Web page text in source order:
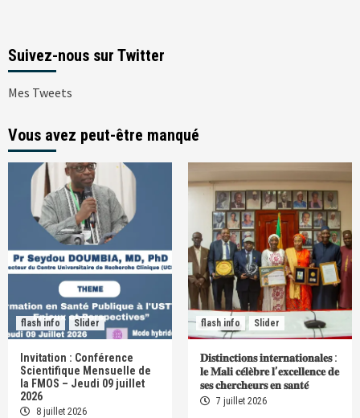
Suivez-nous sur Twitter
Mes Tweets
Vous avez peut-être manqué
flash info Slider
Invitation : Conférence
Scientifique Mensuelle de
la FMOS – Jeudi 09 juillet
2026
8 juillet 2026
flash info Slider
𝐃𝐢𝐬𝐭𝐢𝐧𝐜𝐭𝐢𝐨𝐧𝐬 𝐢𝐧𝐭𝐞𝐫𝐧𝐚𝐭𝐢𝐨𝐧𝐚𝐥𝐞𝐬 :
𝐥𝐞 𝐌𝐚𝐥𝐢 𝐜𝐞́𝐥𝐞̀𝐛𝐫𝐞 𝐥’𝐞𝐱𝐜𝐞𝐥𝐥𝐞𝐧𝐜𝐞 𝐝𝐞
𝐬𝐞𝐬 𝐜𝐡𝐞𝐫𝐜𝐡𝐞𝐮𝐫𝐬 𝐞𝐧 𝐬𝐚𝐧𝐭𝐞́
7 juillet 2026